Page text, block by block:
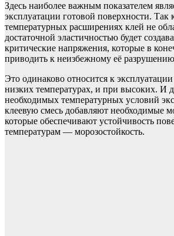
Здесь наиболее важным показателем
эксплуатации готовой поверхности. Так
температурных расширениях клей не
достаточной эластичностью будет
критические напряжения, которые в
приводить к неизбежному её
Это одинаково относится к
низких температурах, и при высоких. И
необходимых температурных условий
клеевую смесь добавляют необходимые
которые обеспечивают устойчивость
температурам — морозостойкость.